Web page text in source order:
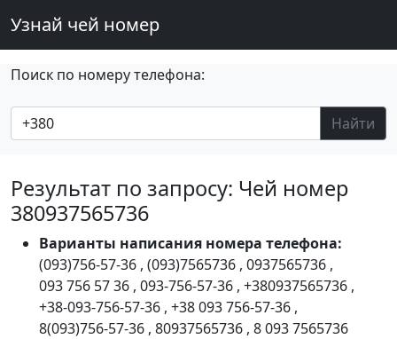
Узнай чей номер
Поиск по номеру телефона:
Найти
Результат по запросу: Чей номер
380937565736
Варианты написания номера телефона:
(093)756-57-36 , (093)7565736 , 0937565736 ,
093 756 57 36 , 093-756-57-36 , +380937565736 ,
+38-093-756-57-36 , +38 093 756-57-36 ,
8(093)756-57-36 , 80937565736 , 8 093 7565736